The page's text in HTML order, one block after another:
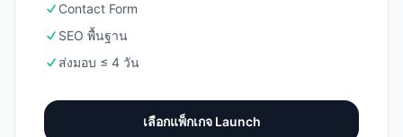
Contact Form
SEO พื้นฐาน
ส่งมอบ ≤ 4 วัน
เลือกแพ็กเกจ Launch